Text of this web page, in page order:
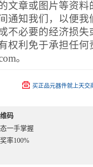
文章或图片等资料
通知我们，以便我
不必要的经济损失
权利免于承担任何
。
买正品元器件就上天交
码
一手掌握
率100%